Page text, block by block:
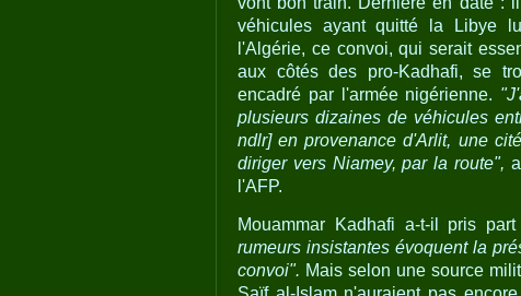
véhicules ayant quitté la Libye
l'Algérie, ce convoi, qui serait
aux côtés des pro-Kadhafi, se
encadré par l'armée nigérienne.
plusieurs dizaines de véhicules
ndlr] en provenance d'Arlit, une
diriger vers Niamey, par la route",
l'AFP.
Mouammar Kadhafi a-t-il pris
rumeurs insistantes évoquent la
convoi". Mais selon une source